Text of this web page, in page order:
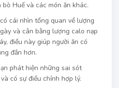
Huế và các món ăn khác.
cái nhìn tổng quan về lượng
và cân bằng lượng calo nạp
điều này giúp người ăn có
đắn hơn.
phát hiện những sai sót
có sự điều chỉnh hợp lý.